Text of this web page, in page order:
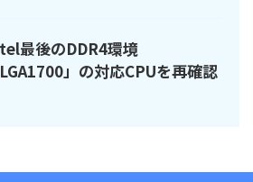
最後のDDR4環境
LGA1700」の対応CPUを再確認